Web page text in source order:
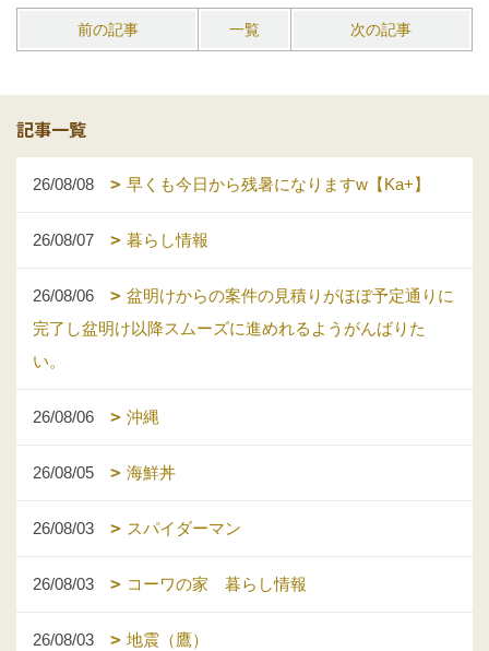
前の記事 一覧 次の記事
記事一覧
26/08/08 早くも今日から残暑になりますw【Ka+】
26/08/07 暮らし情報
26/08/06
盆明けからの案件の見積りがほぼ予定通りに
完了し盆明け以降スムーズに進めれるようがんばりた
い。
26/08/06 沖縄
26/08/05 海鮮丼
26/08/03 スパイダーマン
26/08/03 コーワの家 暮らし情報
26/08/03 地震（鷹）